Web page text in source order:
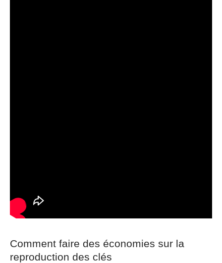
Comment faire des économies sur la
reproduction des clés